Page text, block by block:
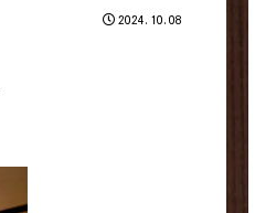
2024.10.08